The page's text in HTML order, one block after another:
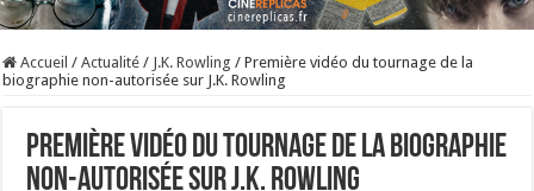
Accueil / Actualité / J.K. Rowling / Première vidéo du tournage de la
biographie non-autorisée sur J.K. Rowling
Première vidéo du tournage de la biographie
non-autorisée sur J.K. Rowling